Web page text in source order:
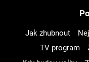
Jak zhubnout
TV program